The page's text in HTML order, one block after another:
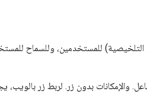
التلخيصية) للمستخدمين، وللسماح
والإمكانات بدون زر. لربط زر